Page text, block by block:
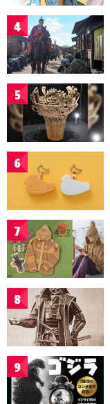
4
5
6
7
8
9